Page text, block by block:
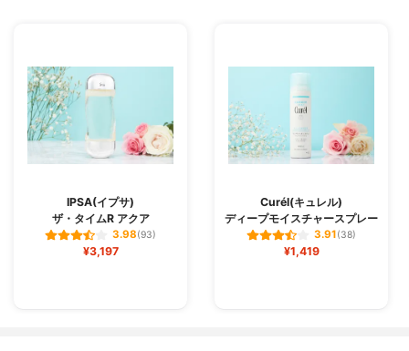
IPSA(イプサ)
ザ・タイムR アクア
3.98(93)
¥3,197
Curél(キュレル)
ディープモイスチャースプレー
3.91(38)
¥1,419